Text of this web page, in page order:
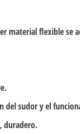
material flexible se
del sudor y el
duradero.